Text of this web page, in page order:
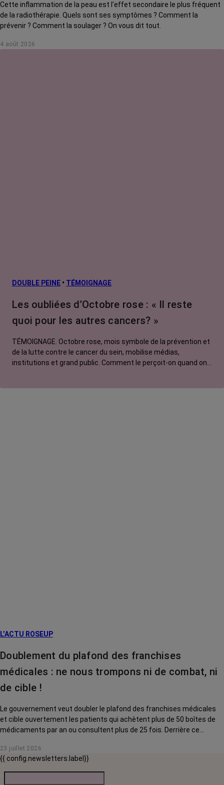
Cette inflammation de la peau est l’effet secondaire le plus fréquent
de la radiothérapie. Quels sont ses symptômes ? Comment la
prévenir ? Comment la soulager ? On vous dit tout.
4 août 2026
DOUBLE PEINE • TÉMOIGNAGE
Les oubliées d’Octobre rose : « Il reste
quoi pour les autres cancers? »
TÉMOIGNAGE. Octobre rose, mois symbole de la prévention et
de la lutte contre le cancer du sein, mobilise médias,
institutions et grand public. Comment le perçoit-on quand on
L’ACTU ROSEUP
Doublement du plafond des franchises
médicales : ne nous trompons ni de combat, ni
de cible !
Le gouvernement veut doubler le plafond des franchises médicales
et cible ouvertement les patients qui achètent plus de 50 boîtes de
médicaments par an ou consultent plus de 25 fois. Derrière ce
chroniques, et en premier lieu les personnes touchées par un cancer,
qui vont payer le prix fort. RoseUp alerte : cette mesure ne
responsabilise personne, elle punit des patients qui n'ont pas le choix.
23 juillet 2026
{{ config.newsletters.label}}